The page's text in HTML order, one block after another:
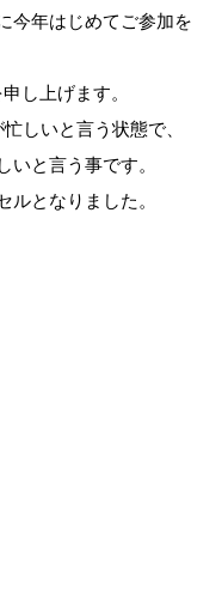
今年はじめてご参加を
し上げます。
しいと言う状態で、
いと言う事です。
ルとなりました。